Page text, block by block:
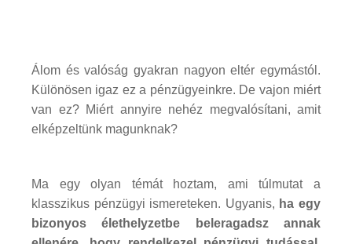
Álom és valóság gyakran nagyon eltér egymástól.
Különösen igaz ez a pénzügyeinkre. De vajon miért
van ez? Miért annyire nehéz megvalósítani, amit
elképzeltünk magunknak?
Ma egy olyan témát hoztam, ami túlmutat a
klasszikus pénzügyi ismereteken. Ugyanis, ha egy
bizonyos élethelyzetbe beleragadsz annak